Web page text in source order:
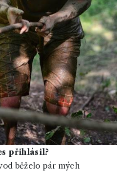
přihlásil?
běželo pár mých